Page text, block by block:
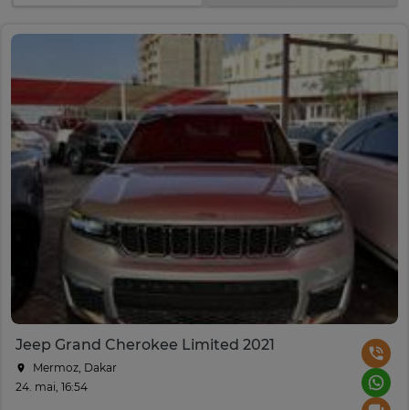
Jeep Grand Cherokee Limited 2021
Mermoz, Dakar
24. mai, 16:54